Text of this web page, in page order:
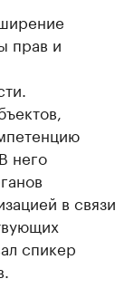
прав и
него
в связи
спикер